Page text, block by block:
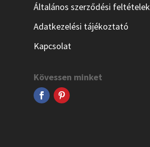
Általános szerződési feltételek
Adatkezelési tájékoztató
Kapcsolat
Kövessen minket